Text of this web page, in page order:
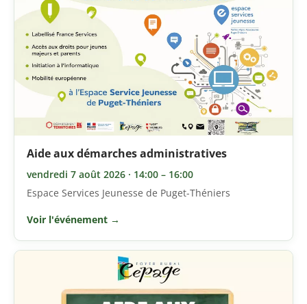
Aide aux démarches administratives
vendredi 7 août 2026 · 14:00 – 16:00
Espace Services Jeunesse de Puget-Théniers
Voir l'événement →